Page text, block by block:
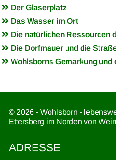
Der Glaserplatz
Das Wasser im Ort
Die natürlichen Ressourcen
Die Dorfmauer und die
Wohlsborns Gemarkung und
© 2026 - Wohlsborn -
Ettersberg im Norden von
ADRESSE